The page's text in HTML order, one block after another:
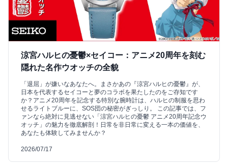
涼宮ハルヒの憂鬱×セイコー：アニメ20周年を刻む
隠れた名作ウオッチの全貌
「退屈」が嫌いなあなたへ。まさかあの『涼宮ハルヒの憂鬱』が、
日本を代表するセイコーと夢のコラボを果たしたのをご存知です
か？アニメ20周年を記念する特別な腕時計は、ハルヒの制服を思わ
せるライトブルーに、SOS団の秘密がぎっしり。 この記事では、フ
ァンなら絶対に見逃せない「涼宮ハルヒの憂鬱 アニメ20周年記念ウ
オッチ」の魅力を徹底解剖！日常を非日常に変える一本の価値を、
あなたも体験してみませんか？
2026/07/17